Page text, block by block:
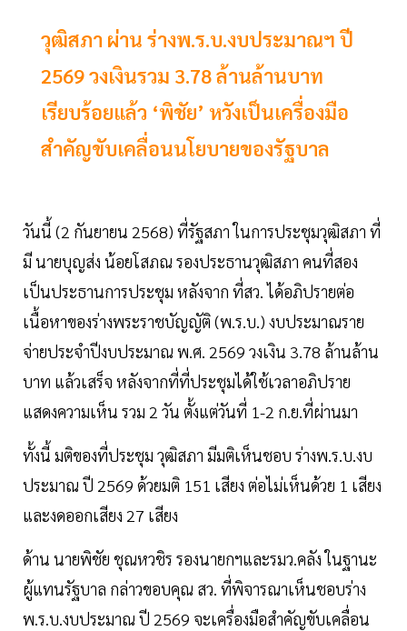
วุฒิสภา ผ่าน ร่างพ.ร.บ.งบประมาณฯ ปี
2569 วงเงินรวม 3.78 ล้านล้านบาท
เรียบร้อยแล้ว ‘พิชัย’ หวังเป็นเครื่องมือ
สำคัญขับเคลื่อนนโยบายของรัฐบาล
วันนี้ (2 กันยายน 2568) ที่รัฐสภา ในการประชุมวุฒิสภา ที่
มี นายบุญส่ง น้อยโสภณ รองประธานวุฒิสภา คนที่สอง
เป็นประธานการประชุม หลังจาก ที่สว. ได้อภิปรายต่อ
เนื้อหาของร่างพระราชบัญญัติ (พ.ร.บ.) งบประมาณราย
จ่ายประจำปีงบประมาณ พ.ศ. 2569 วงเงิน 3.78 ล้านล้าน
บาท แล้วเสร็จ หลังจากที่ที่ประชุมได้ใช้เวลาอภิปราย
แสดงความเห็น รวม 2 วัน ตั้งแต่วันที่ 1-2 ก.ย.ที่ผ่านมา
ทั้งนี้ มติของที่ประชุม วุฒิสภา มีมติเห็นชอบ ร่างพ.ร.บ.งบ
ประมาณ ปี 2569 ด้วยมติ 151 เสียง ต่อไม่เห็นด้วย 1 เสียง
และงดออกเสียง 27 เสียง
ด้าน นายพิชัย ชุณหวชิร รองนายกฯและรมว.คลัง ในฐานะ
ผู้แทนรัฐบาล กล่าวขอบคุณ สว. ที่พิจารณาเห็นชอบร่าง
พ.ร.บ.งบประมาณ ปี 2569 จะเครื่องมือสำคัญขับเคลื่อน